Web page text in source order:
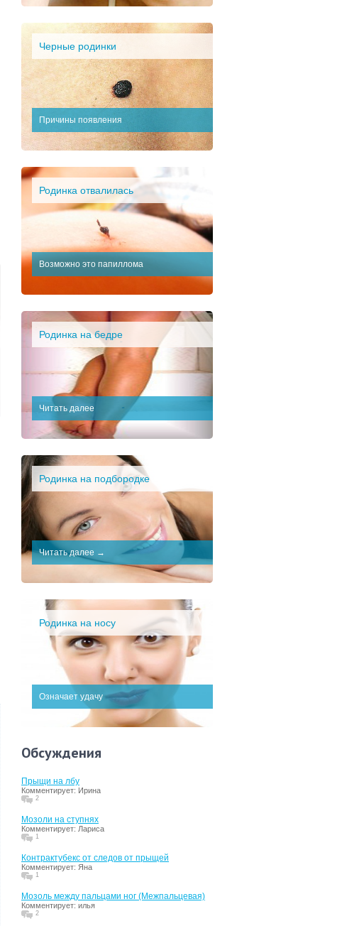
Черные родинки
Причины появления
Родинка отвалилась
Возможно это папиллома
Родинка на бедре
Читать далее
Родинка на подбородке
Читать далее →
Родинка на носу
Означает удачу
Обсуждения
Прыщи на лбу
Комментирует: Ирина
2
Мозоли на ступнях
Комментирует: Лариса
1
Контрактубекс от следов от прыщей
Комментирует: Яна
1
Мозоль между пальцами ног (Межпальцевая)
Комментирует: илья
2